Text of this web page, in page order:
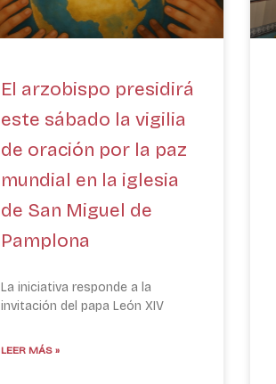
El arzobispo presidirá
este sábado la vigilia
de oración por la paz
mundial en la iglesia
de San Miguel de
Pamplona
La iniciativa responde a la
invitación del papa León XIV
LEER MÁS »